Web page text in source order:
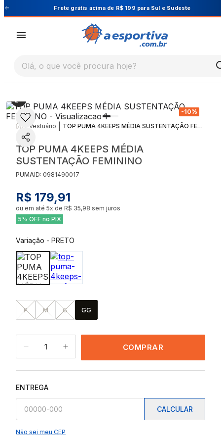
Cupom PRIMEIRA10 para 10% OFF na 1ª compra
Olá, o que você procura hoje?
-10%
Vestuário TOP PUMA 4KEEPS MÉDIA SUSTENTAÇÃO FEMININO
TOP PUMA 4KEEPS MÉDIA
SUSTENTAÇÃO FEMININO
PUMAID: 0981490017
R$ 179,91
ou em até 5x de R$ 35,98 sem juros
5% OFF no PIX
Variação - PRETO
P M G GG
1 COMPRAR
ENTREGA
CALCULAR
Não sei meu CEP